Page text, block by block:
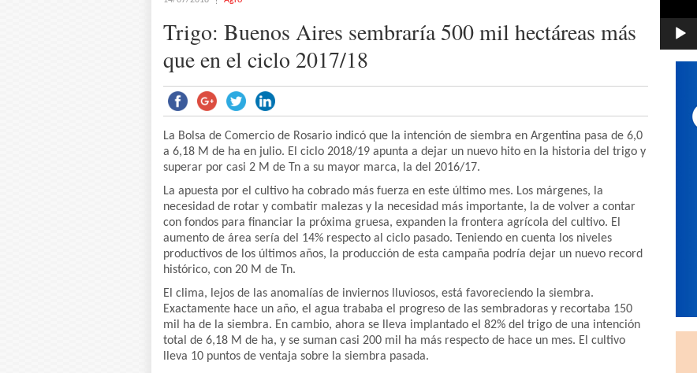
Trigo: Buenos Aires sembraría 500 mil hectáreas más
que en el ciclo 2017/18
La Bolsa de Comercio de Rosario indicó que la intención de siembra en Argentina pasa de 6,0
a 6,18 M de ha en julio. El ciclo 2018/19 apunta a dejar un nuevo hito en la historia del trigo y
superar por casi 2 M de Tn a su mayor marca, la del 2016/17.
La apuesta por el cultivo ha cobrado más fuerza en este último mes. Los márgenes, la
necesidad de rotar y combatir malezas y la necesidad más importante, la de volver a contar
con fondos para financiar la próxima gruesa, expanden la frontera agrícola del cultivo. El
aumento de área sería del 14% respecto al ciclo pasado. Teniendo en cuenta los niveles
productivos de los últimos años, la producción de esta campaña podría dejar un nuevo record
histórico, con 20 M de Tn.
El clima, lejos de las anomalías de inviernos lluviosos, está favoreciendo la siembra.
Exactamente hace un año, el agua trababa el progreso de las sembradoras y recortaba 150
mil ha de la siembra. En cambio, ahora se lleva implantado el 82% del trigo de una intención
total de 6,18 M de ha, y se suman casi 200 mil ha más respecto de hace un mes. El cultivo
lleva 10 puntos de ventaja sobre la siembra pasada.